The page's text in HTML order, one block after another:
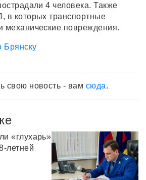
4 человека. Также
в которых транспортные
механические повреждения.
свою новость - вам сюда.
«глухарь»
летней